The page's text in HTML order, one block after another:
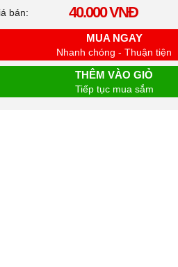
bán: 40.000 VNĐ
MUA NGAY
Nhanh chóng - Thuận tiện
THÊM VÀO GIỎ
Tiếp tục mua sắm